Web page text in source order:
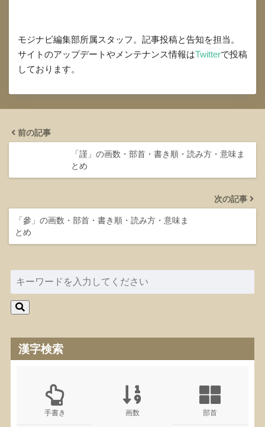
モジナビ編集部所属スタッフ。記事投稿と告知を担当。
サイトのアップデートやメンテナンス情報はTwitterで投稿
しております。
前の記事
「謹」の画数・部首・書き順・読み方・意味ま
とめ
次の記事
「參」の画数・部首・書き順・読み方・意味ま
とめ
漢字検索
手書き 画数 部首